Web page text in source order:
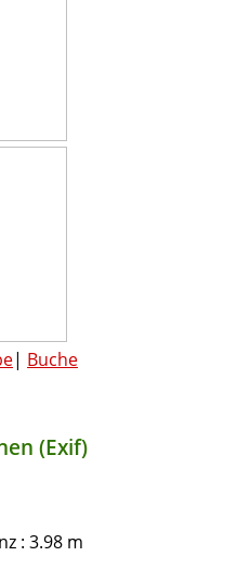
| Buche
(Exif)
: 3.98 m